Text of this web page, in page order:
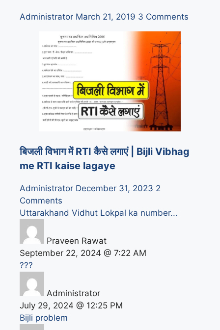
Administrator March 21, 2019 3 Comments
बिजली विभाग में RTI कैसे लगाएं | Bijli Vibhag
me RTI kaise lagaye
Administrator December 31, 2023 2
Comments
Uttarakhand Vidhut Lokpal ka number...
Praveen Rawat
September 22, 2024 @ 7:22 AM
???
Administrator
July 29, 2024 @ 12:25 PM
Bijli problem